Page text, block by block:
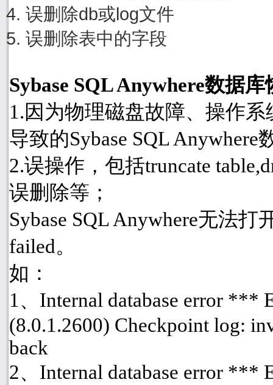
误删除db或log文件
误删除表中的字段
Sybase SQL Anywhere数据
1.因为物理磁盘故障、操作
导致的Sybase SQL
2.误操作，包括truncate
误删除等；
Sybase SQL Anywhere无法
failed。
如：
1、Internal database error ***
(8.0.1.2600) Checkpoint log:
back
2、Internal database error ***